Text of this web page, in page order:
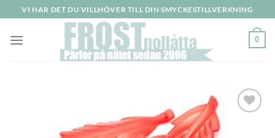
to
content
VI HAR DET DU VILLHÖVER TILL DIN SMYCKESTILLVERKNING
0